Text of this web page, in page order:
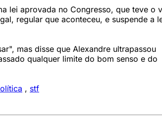
lei aprovada no Congresso, que teve o
regular que aconteceu, e suspende a
mas disse que Alexandre ultrapassou
qualquer limite do bom senso e do
, stf